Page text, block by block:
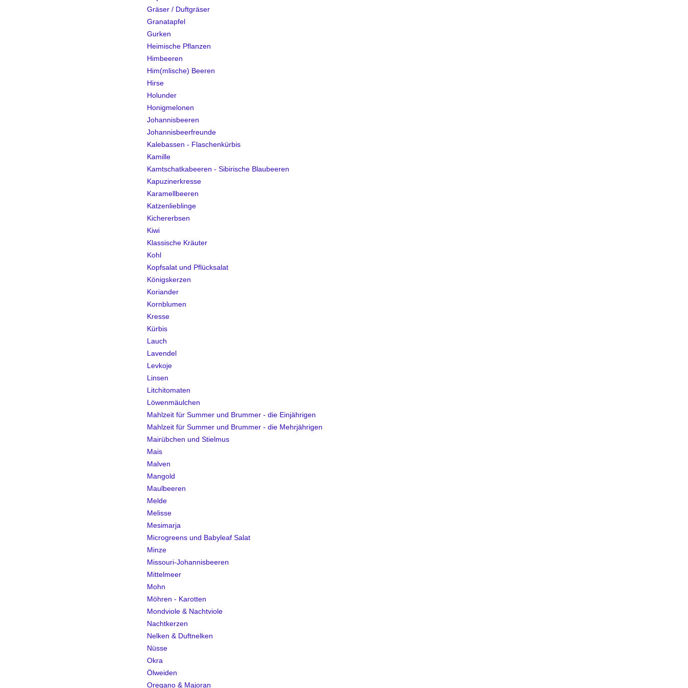
Gräser / Duftgräser
Granatapfel
Gurken
Heimische Pflanzen
Himbeeren
Him(mlische) Beeren
Hirse
Holunder
Honigmelonen
Johannisbeeren
Johannisbeerfreunde
Kalebassen - Flaschenkürbis
Kamille
Kamtschatkabeeren - Sibirische Blaubeeren
Kapuzinerkresse
Karamellbeeren
Katzenlieblinge
Kichererbsen
Kiwi
Klassische Kräuter
Kohl
Kopfsalat und Pflücksalat
Königskerzen
Koriander
Kornblumen
Kresse
Kürbis
Lauch
Lavendel
Levkoje
Linsen
Litchitomaten
Löwenmäulchen
Mahlzeit für Summer und Brummer - die Einjährigen
Mahlzeit für Summer und Brummer - die Mehrjährigen
Mairübchen und Stielmus
Mais
Malven
Mangold
Maulbeeren
Melde
Melisse
Mesimarja
Microgreens und Babyleaf Salat
Minze
Missouri-Johannisbeeren
Mittelmeer
Mohn
Möhren - Karotten
Mondviole & Nachtviole
Nachtkerzen
Nelken & Duftnelken
Nüsse
Okra
Ölweiden
Oregano & Majoran